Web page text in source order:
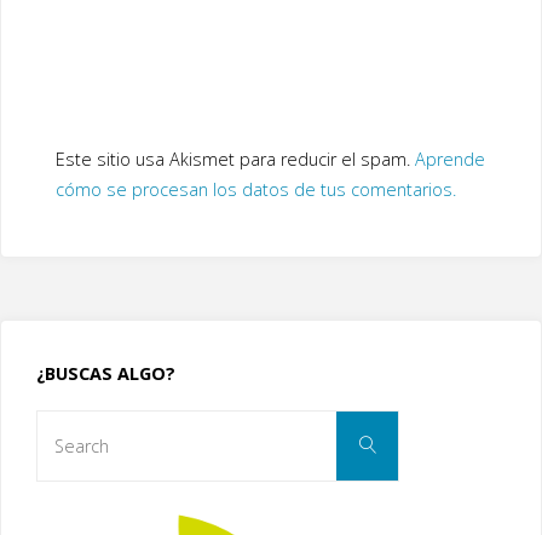
Este sitio usa Akismet para reducir el spam. Aprende
cómo se procesan los datos de tus comentarios.
¿BUSCAS ALGO?
Search